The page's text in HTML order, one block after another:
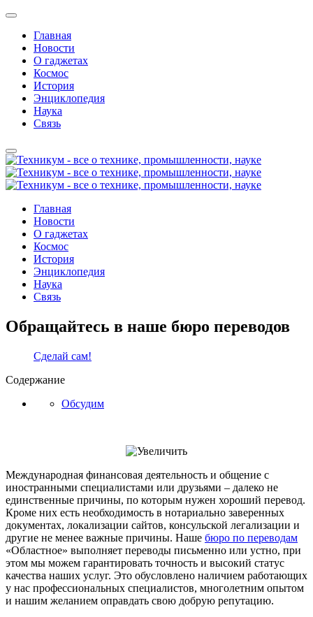
Главная
Новости
О гаджетах
Космос
История
Энциклопедия
Наука
Связь
Главная
Новости
О гаджетах
Космос
История
Энциклопедия
Наука
Связь
Обращайтесь в наше бюро переводов
Сделай сам!
Содержание
Обсудим
Международная финансовая деятельность и общение с
иностранными специалистами или друзьями – далеко не
единственные причины, по которым нужен хороший перевод.
Кроме них есть необходимость в нотариально заверенных
документах, локализации сайтов, консульской легализации и
другие не менее важные причины. Наше бюро по переводам
«Областное» выполняет переводы письменно или устно, при
этом мы можем гарантировать точность и высокий статус
качества наших услуг. Это обусловлено наличием работающих
у нас профессиональных специалистов, многолетним опытом
и нашим желанием оправдать свою добрую репутацию.